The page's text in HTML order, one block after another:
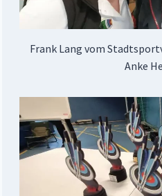
Frank Lang vom
Anke